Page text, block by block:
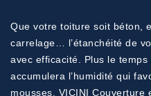
Que votre toiture soit béton,
carrelage… l’étanchéité de
avec efficacité. Plus le
accumulera l’humidité qui
mousses. VICINI Couverture